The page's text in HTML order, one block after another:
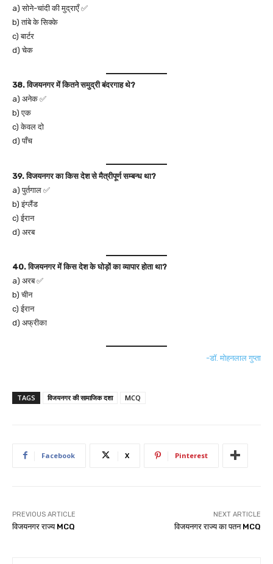
a) सोने-चांदी की मुद्राएँ ✅
b) तांबे के सिक्के
c) बार्टर
d) चेक
38. विजयनगर में कितने समुद्री बंदरगाह थे?
a) अनेक ✅
b) एक
c) केवल दो
d) पाँच
39. विजयनगर का किस देश से मैत्रीपूर्ण सम्बन्ध था?
a) पुर्तगाल ✅
b) इंग्लैंड
c) ईरान
d) अरब
40. विजयनगर में किस देश के घोड़ों का व्यापार होता था?
a) अरब ✅
b) चीन
c) ईरान
d) अफ्रीका
-डॉ. मोहनलाल गुप्ता
TAGS विजयनगर की सामाजिक दशा MCQ
Facebook X Pinterest
PREVIOUS ARTICLE
विजयनगर राज्य MCQ
NEXT ARTICLE
विजयनगर राज्य का पतन MCQ